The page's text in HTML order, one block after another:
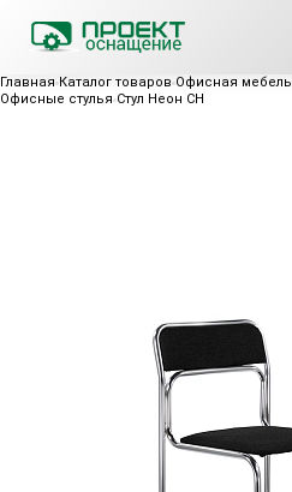
Главная Каталог товаров Офисная мебель
Офисные стулья Стул Неон СН